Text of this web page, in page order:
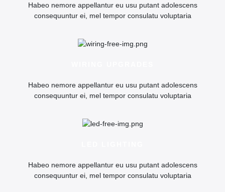
Habeo nemore appellantur eu usu putant adolescens
consequuntur ei, mel tempor consulatu voluptaria
Habeo nemore appellantur eu usu putant adolescens
consequuntur ei, mel tempor consulatu voluptaria
Habeo nemore appellantur eu usu putant adolescens
consequuntur ei, mel tempor consulatu voluptaria